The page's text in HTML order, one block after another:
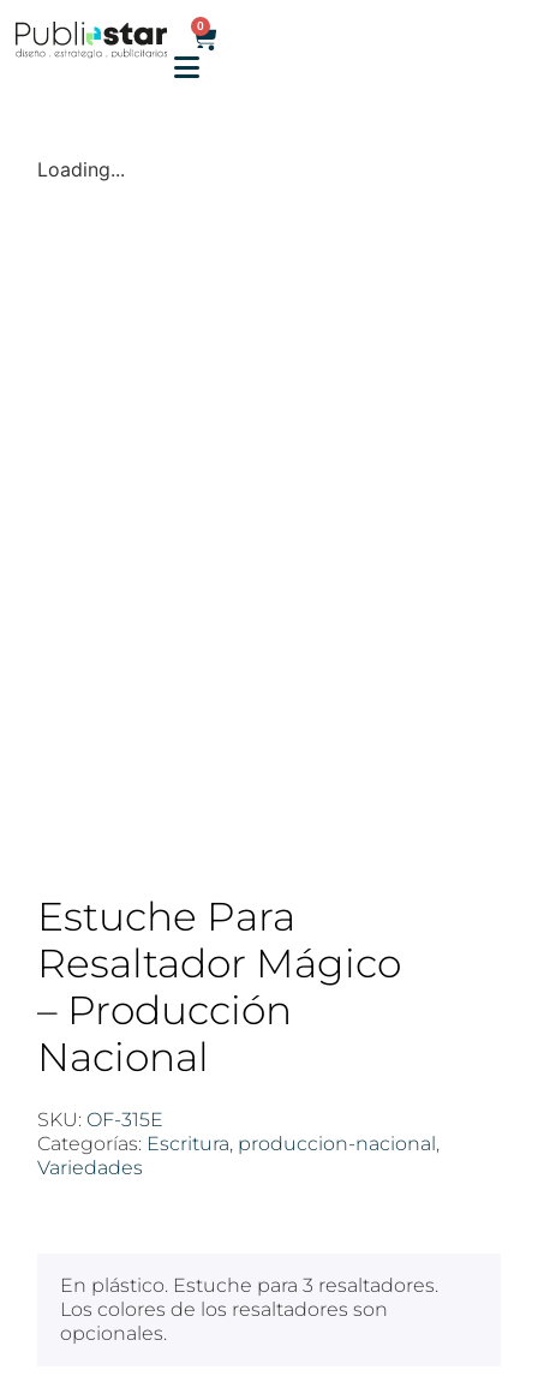
0
Loading...
Estuche Para
Resaltador Mágico
– Producción
Nacional
SKU: OF-315E
Categorías: Escritura, produccion-nacional,
Variedades
En plástico. Estuche para 3 resaltadores.
Los colores de los resaltadores son
opcionales.